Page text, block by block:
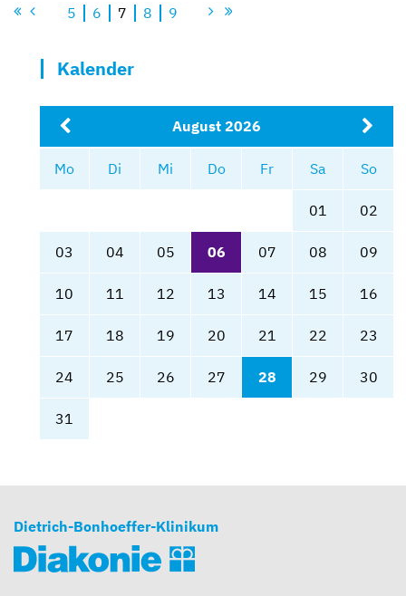
5 6 7 8 9
Kalender
August 2026
Mo Di Mi Do Fr Sa So
01 02
03 04 05 06 07 08 09
10 11 12 13 14 15 16
17 18 19 20 21 22 23
24 25 26 27 28 29 30
31
Dietrich-Bonhoeffer-Klinikum